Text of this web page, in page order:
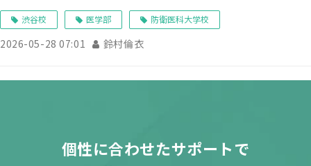
渋谷校 医学部 防衛医科大学校
2026-05-28 07:01 鈴村倫衣
個性に合わせたサポートで